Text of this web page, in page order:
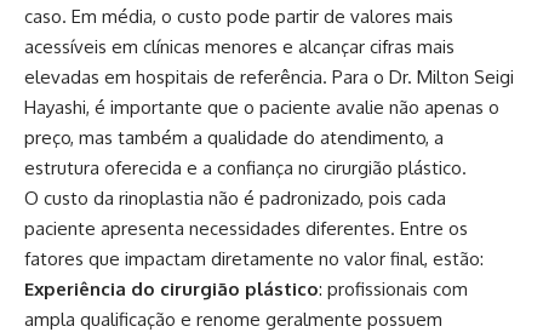
caso. Em média, o custo pode partir de valores mais
acessíveis em clínicas menores e alcançar cifras mais
elevadas em hospitais de referência. Para o Dr. Milton Seigi
Hayashi, é importante que o paciente avalie não apenas o
preço, mas também a qualidade do atendimento, a
estrutura oferecida e a confiança no cirurgião plástico.
O custo da rinoplastia não é padronizado, pois cada
paciente apresenta necessidades diferentes. Entre os
fatores que impactam diretamente no valor final, estão:
Experiência do cirurgião plástico: profissionais com
ampla qualificação e renome geralmente possuem